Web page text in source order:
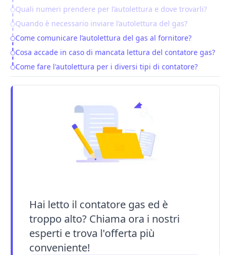
Quali numeri prendere per l’autolettura e dove trovarli?
Quando è necessario inviare l’autolettura del gas?
Come comunicare l’autolettura del gas al fornitore?
Cosa accade in caso di mancata lettura del contatore gas?
Come fare l'autolettura per i diversi tipi di contatore?
Hai letto il contatore gas ed è
troppo alto? Chiama ora i nostri
esperti e trova l'offerta più
conveniente!